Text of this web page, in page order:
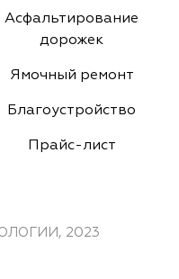
Асфальтирование
дорожек
Ямочный ремонт
Благоустройство
Прайс-лист
2023